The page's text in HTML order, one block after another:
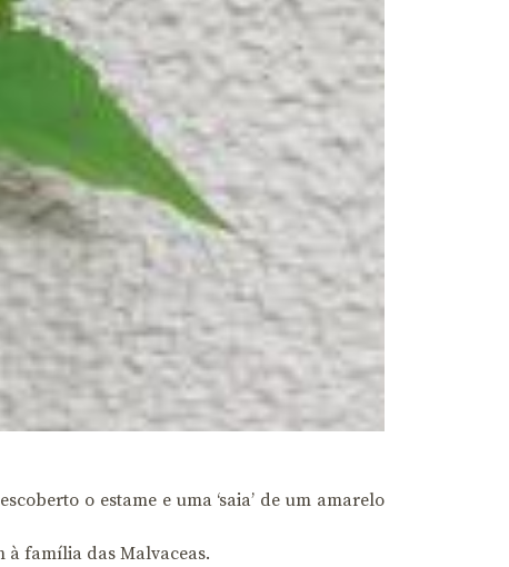
o estame e uma ‘saia’ de um amarelo
à família das Malvaceas.